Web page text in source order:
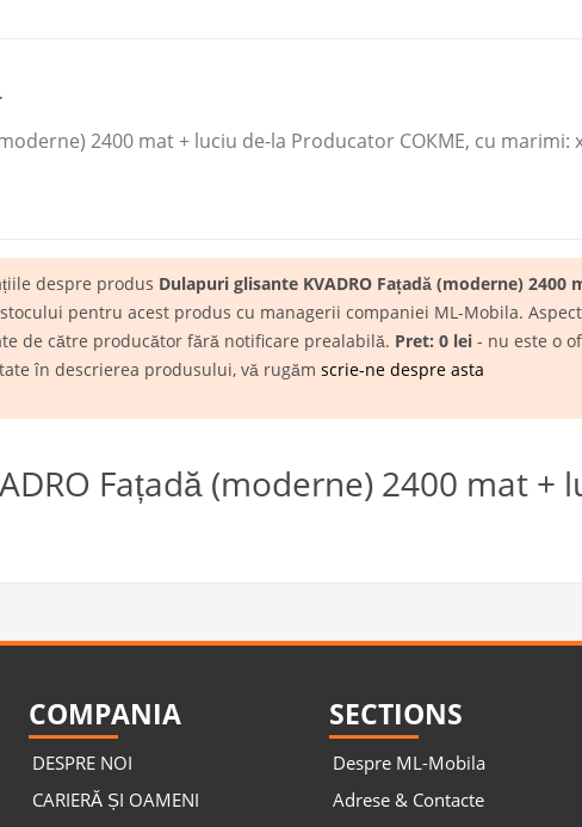
2400 mat + luciu de-la Producator СОКМЕ​, cu marimi:
despre produs Dulapuri glisante KVADRO Fațadă (moderne) 2400
pentru acest produs cu managerii companiei ML-Mobila.
de către producător fără notificare prealabilă. Pret: 0 lei - nu este o
în descrierea produsului, vă rugăm scrie-ne despre asta
Fațadă (moderne) 2400 mat +
COMPANIA
DESPRE NOI
CARIERĂ ȘI OAMENI
SECTIONS
Despre ML-Mobila
Adrese & Contacte